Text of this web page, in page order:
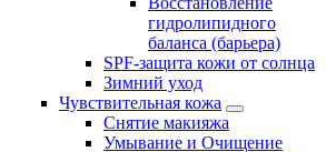
гидролипидного
баланса (барьера)
SPF-защита кожи от солнца
Зимний уход
Чувствительная кожа
Снятие макияжа
Умывание и Очищение